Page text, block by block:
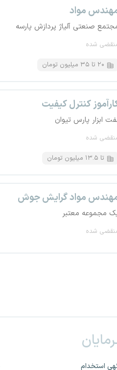
مواد
صنعتی آلیاژ پردازش پارسه
شده
۲۰ تا ۳۵ میلیون تومان
کنترل کیفیت
ابزار پارس تیوان
شده
تا ۱۳.۵ میلیون تومان
مواد گرایش جوش
مجموعه معتبر
شده
استخدام